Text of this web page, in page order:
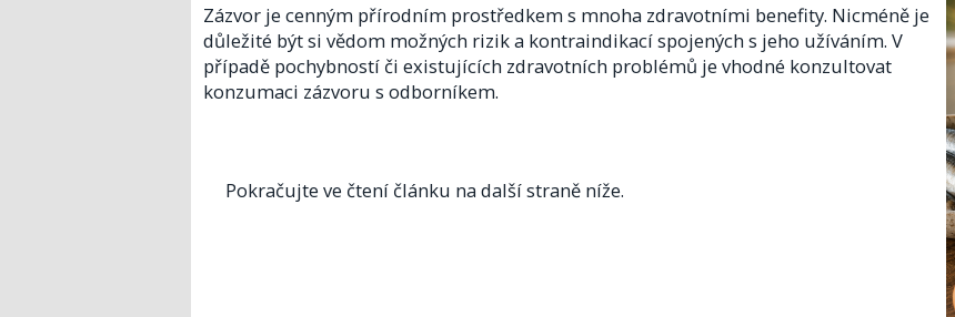
Zázvor je cenným přírodním prostředkem s mnoha zdravotními benefity. Nicméně je
důležité být si vědom možných rizik a kontraindikací spojených s jeho užíváním. V
případě pochybností či existujících zdravotních problémů je vhodné konzultovat
konzumaci zázvoru s odborníkem.
Pokračujte ve čtení článku na další straně níže.